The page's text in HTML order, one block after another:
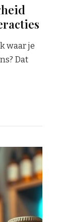
waar je
Dat